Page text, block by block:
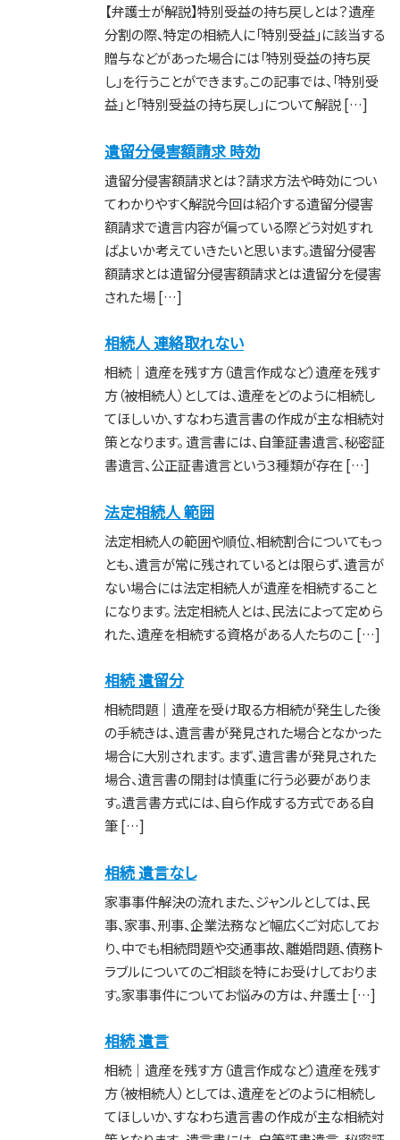
【弁護士が解説】特別受益の持ち戻しとは？遺産
分割の際、特定の相続人に「特別受益」に該当する
贈与などがあった場合には「特別受益の持ち戻
し」を行うことができます。この記事では、「特別受
益」と「特別受益の持ち戻し」について解説 […]
遺留分侵害額請求 時効
遺留分侵害額請求とは？請求方法や時効につい
てわかりやすく解説今回は紹介する遺留分侵害
額請求で遺言内容が偏っている際どう対処すれ
ばよいか考えていきたいと思います。遺留分侵害
額請求とは遺留分侵害額請求とは遺留分を侵害
された場 […]
相続人 連絡取れない
相続｜遺産を残す方（遺言作成など）遺産を残す
方（被相続人）としては、遺産をどのように相続し
てほしいか、すなわち遺言書の作成が主な相続対
策となります。 遺言書には、自筆証書遺言、秘密証
書遺言、公正証書遺言という３種類が存在 […]
法定相続人 範囲
法定相続人の範囲や順位、相続割合についてもっ
とも、遺言が常に残されているとは限らず、遺言が
ない場合には法定相続人が遺産を相続すること
になります。 法定相続人とは、民法によって定めら
れた、遺産を相続する資格がある人たちのこ […]
相続 遺留分
相続問題｜遺産を受け取る方相続が発生した後
の手続きは、遺言書が発見された場合となかった
場合に大別されます。 まず、遺言書が発見された
場合、遺言書の開封は慎重に行う必要がありま
す。遺言書方式には、自ら作成する方式である自
筆 […]
相続 遺言なし
家事事件解決の流れまた、ジャンルとしては、民
事、家事、刑事、企業法務など幅広くご対応してお
り、中でも相続問題や交通事故、離婚問題、債務ト
ラブルについてのご相談を特にお受けしておりま
す。家事事件についてお悩みの方は、弁護士 […]
相続 遺言
相続｜遺産を残す方（遺言作成など）遺産を残す
方（被相続人）としては、遺産をどのように相続し
てほしいか、すなわち遺言書の作成が主な相続対